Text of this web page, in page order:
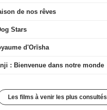
de nos rêves
Stars
d'Orïsha
: Bienvenue dans notre monde
Les films à venir les plus consultés